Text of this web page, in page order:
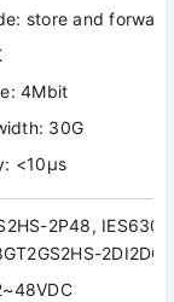
store and forward
4Mbit
30G
<10μs
2P48,